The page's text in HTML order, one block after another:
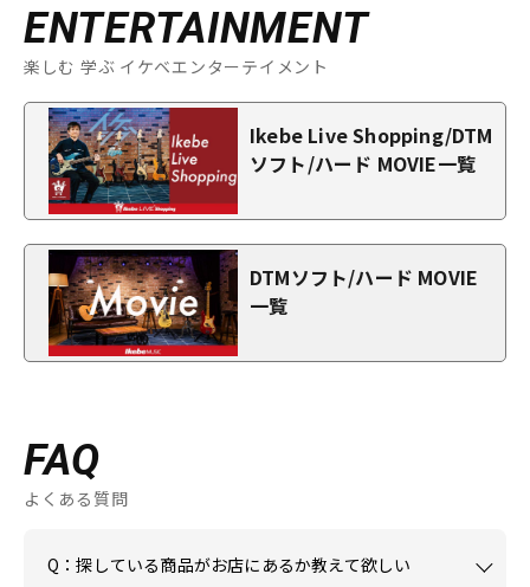
ENTERTAINMENT
楽しむ 学ぶ イケベエンターテイメント
Ikebe Live Shopping/DTM
ソフト/ハード MOVIE一覧
DTMソフト/ハード MOVIE
一覧
FAQ
よくある質問
Q：探している商品がお店にあるか教えて欲しい